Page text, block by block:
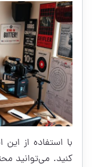
با استفاده از
کنید. می‌توانید